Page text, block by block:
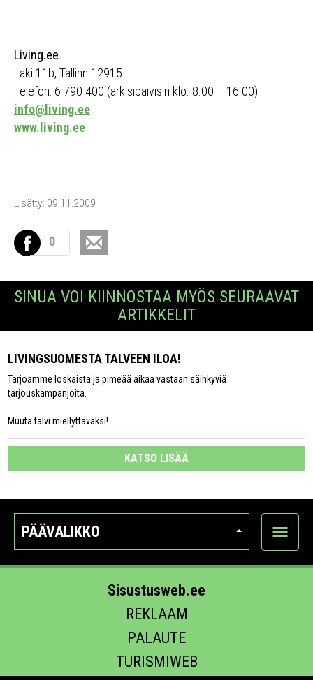
Living.ee
Laki 11b, Tallinn 12915
Telefon: 6 790 400 (arkisipäivisin klo. 8.00 – 16.00)
info@living.ee
www.living.ee
Lisätty: 09.11.2009
0
SINUA VOI KIINNOSTAA MYÖS SEURAAVAT
ARTIKKELIT
LIVINGSUOMESTA TALVEEN ILOA!
Tarjoamme loskaista ja pimeää aikaa vastaan säihkyviä
tarjouskampanjoita.
Muuta talvi miellyttäväksi!
KATSO LISÄÄ
PÄÄVALIKKO
Näytä
Sisustusweb.ee
REKLAAM
PALAUTE
TURISMIWEB